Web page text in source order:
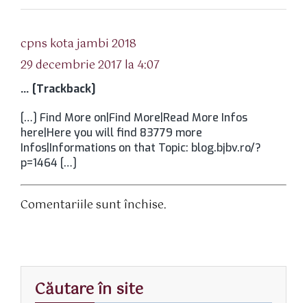
cpns kota jambi 2018
29 decembrie 2017 la 4:07
… [Trackback]
[…] Find More on|Find More|Read More Infos
here|Here you will find 83779 more
Infos|Informations on that Topic: blog.bjbv.ro/?
p=1464 […]
Comentariile sunt închise.
Căutare în site